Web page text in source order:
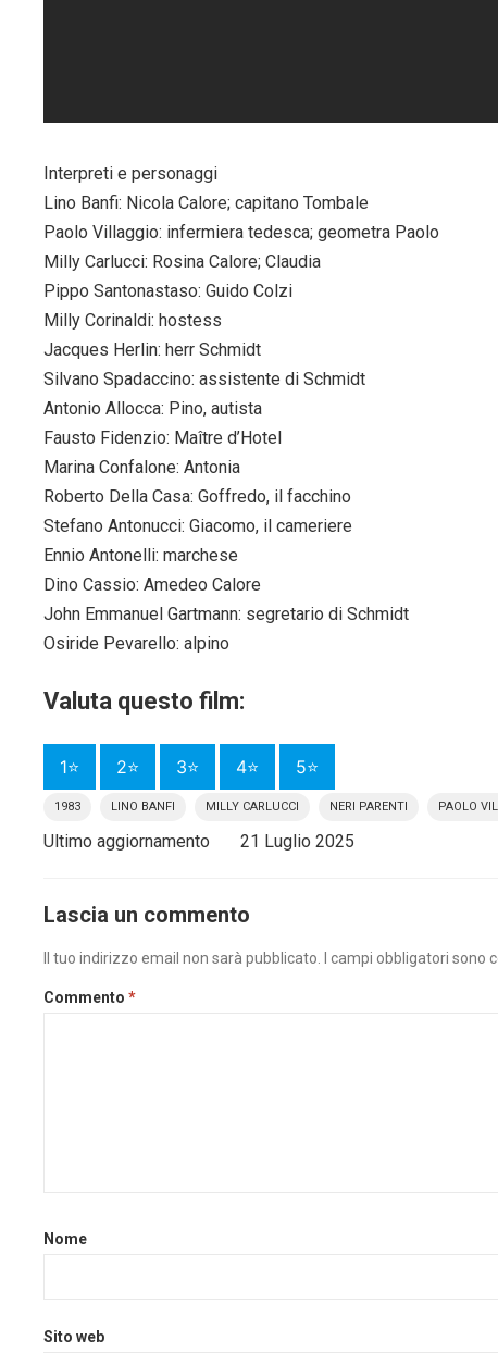
Interpreti e personaggi
Lino Banfi: Nicola Calore; capitano Tombale
Paolo Villaggio: infermiera tedesca; geometra Paolo
Milly Carlucci: Rosina Calore; Claudia
Pippo Santonastaso: Guido Colzi
Milly Corinaldi: hostess
Jacques Herlin: herr Schmidt
Silvano Spadaccino: assistente di Schmidt
Antonio Allocca: Pino, autista
Fausto Fidenzio: Maître d’Hotel
Marina Confalone: Antonia
Roberto Della Casa: Goffredo, il facchino
Stefano Antonucci: Giacomo, il cameriere
Ennio Antonelli: marchese
Dino Cassio: Amedeo Calore
John Emmanuel Gartmann: segretario di Schmidt
Osiride Pevarello: alpino
Valuta questo film:
1⭐ 2⭐ 3⭐ 4⭐ 5⭐
1983 LINO BANFI MILLY CARLUCCI NERI PARENTI PAOLO
Ultimo aggiornamento 21 Luglio 2025
Lascia un commento
Il tuo indirizzo email non sarà pubblicato. I campi obbligatori sono
Commento*
Nome
Sito web